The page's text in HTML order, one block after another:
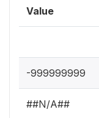
Value
-999999999
##N/A##